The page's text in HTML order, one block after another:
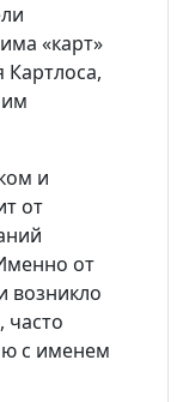
«карт»
Картлоса,
и
от
от
возникло
часто
с именем